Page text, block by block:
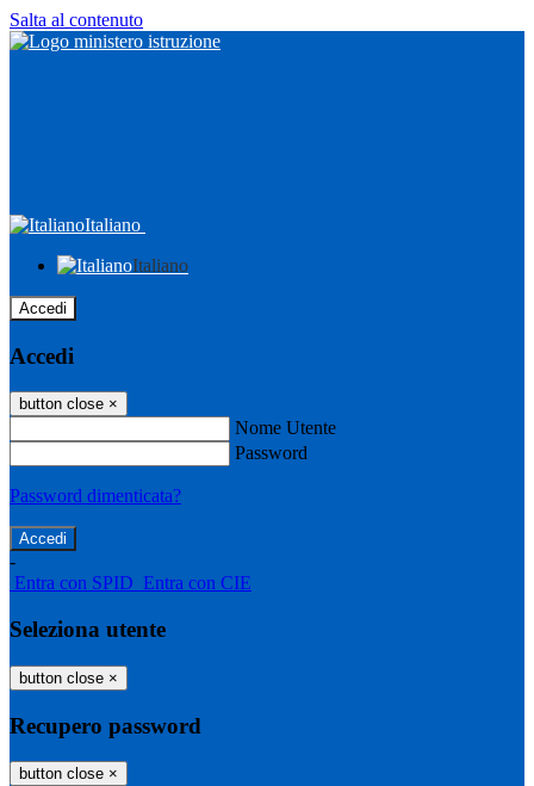
Salta al contenuto
Italiano
Italiano
Accedi
Accedi
button close ×
Nome Utente
Password
Password dimenticata?
-
Entra con SPID Entra con CIE
Seleziona utente
button close ×
Recupero password
button close ×